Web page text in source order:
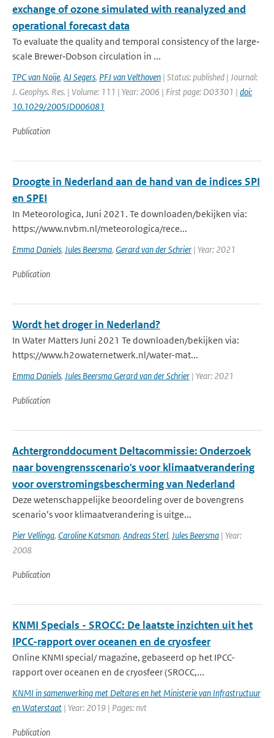
exchange of ozone simulated with reanalyzed and
operational forecast data
To evaluate the quality and temporal consistency of the large‐
scale Brewer‐Dobson circulation in ...
TPC van Noije, AJ Segers, PFJ van Velthoven | Status: published | Journal:
J. Geophys. Res. | Volume: 111 | Year: 2006 | First page: D03301 | doi:
10.1029/2005JD006081
Publication
Droogte in Nederland aan de hand van de indices SPI
en SPEI
In Meteorologica, Juni 2021. Te downloaden/bekijken via:
https://www.nvbm.nl/meteorologica/rece...
Emma Daniels, Jules Beersma, Gerard van der Schrier | Year: 2021
Publication
Wordt het droger in Nederland?
In Water Matters Juni 2021 Te downloaden/bekijken via:
https://www.h2owaternetwerk.nl/water-mat...
Emma Daniels, Jules Beersma Gerard van der Schrier | Year: 2021
Publication
Achtergronddocument Deltacommissie: Onderzoek
naar bovengrensscenario's voor klimaatverandering
voor overstromingsbescherming van Nederland
Deze wetenschappelijke beoordeling over de bovengrens
scenario’s voor klimaatverandering is uitge...
Pier Vellinga, Caroline Katsman, Andreas Sterl, Jules Beersma | Year:
2008
Publication
KNMI Specials - SROCC: De laatste inzichten uit het
IPCC-rapport over oceanen en de cryosfeer
Online KNMI special/ magazine, gebaseerd op het IPCC-
rapport over oceanen en de cryosfeer (SROCC,...
KNMI in samenwerking met Deltares en het Ministerie van Infrastructuur
en Waterstaat | Year: 2019 | Pages: nvt
Publication